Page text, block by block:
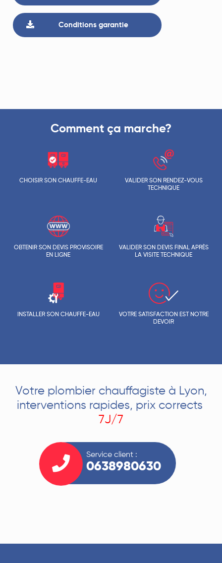
Conditions garantie
Comment ça marche?
CHOISIR SON CHAUFFE-EAU
VALIDER SON RENDEZ-VOUS
TECHNIQUE
OBTENIR SON DEVIS PROVISOIRE
EN LIGNE
VALIDER SON DEVIS FINAL APRÈS
LA VISITE TECHNIQUE
INSTALLER SON CHAUFFE-EAU
VOTRE SATISFACTION EST NOTRE
DEVOIR
Votre plombier chauffagiste à Lyon,
interventions rapides, prix corrects
7J/7
Service client :
0638980630